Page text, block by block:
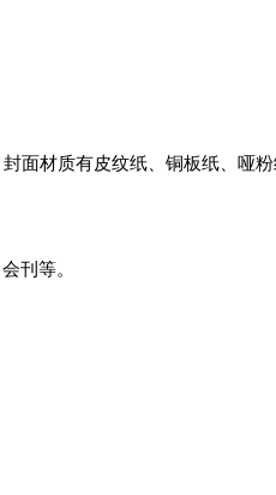
面材质有皮纹纸、铜板纸、哑粉
刊等。